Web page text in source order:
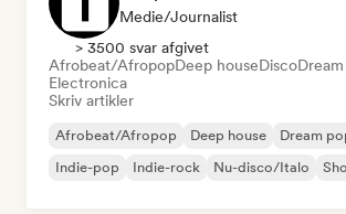
Medie/journalist
> 3500 svar afgivet
Afrobeat/AfropopDeep houseDisco
Electronica
Skriv artikler
Afrobeat/Afropop Deep house Dream
Indie-pop
Indie-rock Nu-disco/Italo